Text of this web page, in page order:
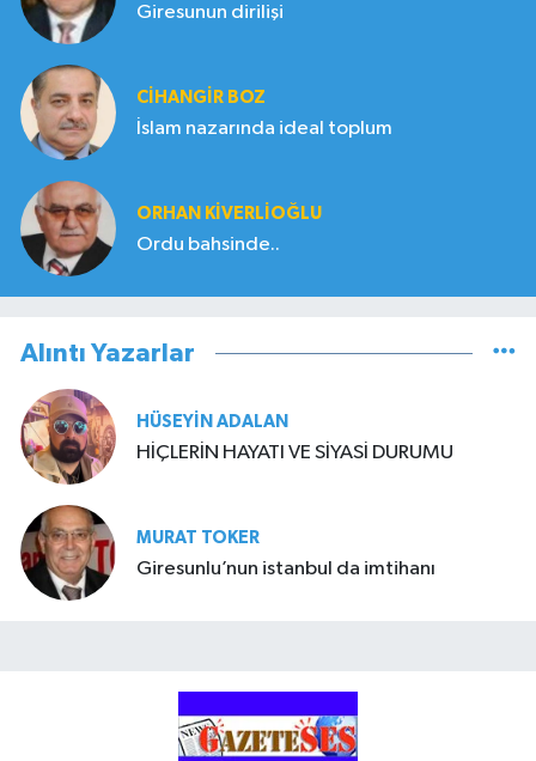
Giresunun dirilişi
CIHANGIR BOZ
İslam nazarında ideal toplum
ORHAN KIVERLIOĞLU
Ordu bahsinde..
Alıntı Yazarlar
HÜSEYIN ADALAN
HİÇLERİN HAYATI VE SİYASİ DURUMU
MURAT TOKER
Giresunlu’nun istanbul da imtihanı